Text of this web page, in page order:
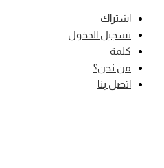
Skip
content
اشتراك
تسجيل الدخول
كلمة
من نحن؟
اتصل بنا